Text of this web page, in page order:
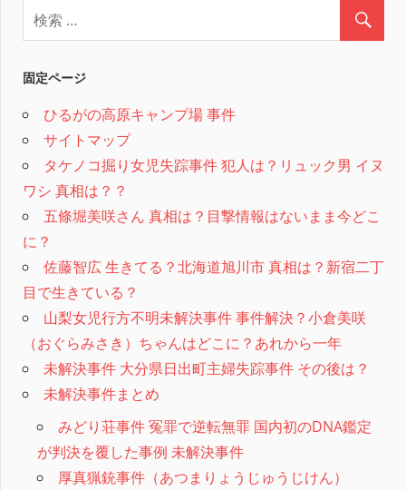
固定ページ
ひるがの高原キャンプ場 事件
サイトマップ
タケノコ掘り女児失踪事件 犯人は？リュック男 イヌ
ワシ 真相は？？
五條堀美咲さん 真相は？目撃情報はないまま今どこ
に？
佐藤智広 生きてる？北海道旭川市 真相は？新宿二丁
目で生きている？
山梨女児行方不明未解決事件 事件解決？小倉美咲
（おぐらみさき）ちゃんはどこに？あれから一年
未解決事件 大分県日出町主婦失踪事件 その後は？
未解決事件まとめ
みどり荘事件 冤罪で逆転無罪 国内初のDNA鑑定
が判決を覆した事例 未解決事件
厚真猟銃事件（あつまりょうじゅうじけん）